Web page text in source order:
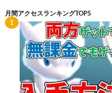
月間アクセスランキングTOP5